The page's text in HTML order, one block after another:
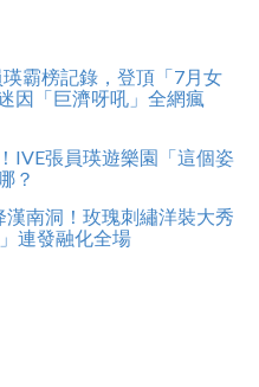
瑛霸榜記錄，登頂「7月女
因「巨濟呀吼」全網瘋
IVE張員瑛遊樂園「這個姿
？
漢南洞！玫瑰刺繡洋裝大秀
連發融化全場